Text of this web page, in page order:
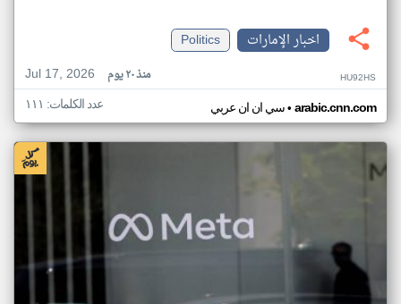
اخبار الإمارات
Politics
Jul 17, 2026
منذ ٢٠ يوم HU92HS
سي ان ان عربي• arabic.cnn.com عدد الكلمات: ١١١